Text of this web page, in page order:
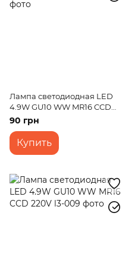
Лампа светодиодная LED
4.9W GU10 WW MR16 CCD
220V CH
90 грн
Купить